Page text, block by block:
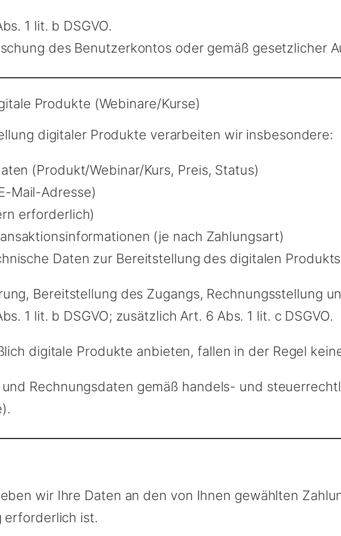
1 lit. b DSGVO.
des Benutzerkontos oder gemäß gesetzlicher
Produkte (Webinare/Kurse)
digitaler Produkte verarbeiten wir insbesondere:
(Produkt/Webinar/Kurs, Preis, Status)
Mail-Adresse)
erforderlich)
(je nach Zahlungsart)
Daten zur Bereitstellung des digitalen Produkts
Bereitstellung des Zugangs, Rechnungsstellung
1 lit. b DSGVO; zusätzlich Art. 6 Abs. 1 lit. c DSGVO.
digitale Produkte anbieten, fallen in der Regel
Rechnungsdaten gemäß handels- und
wir Ihre Daten an den von Ihnen gewählten
erforderlich ist.